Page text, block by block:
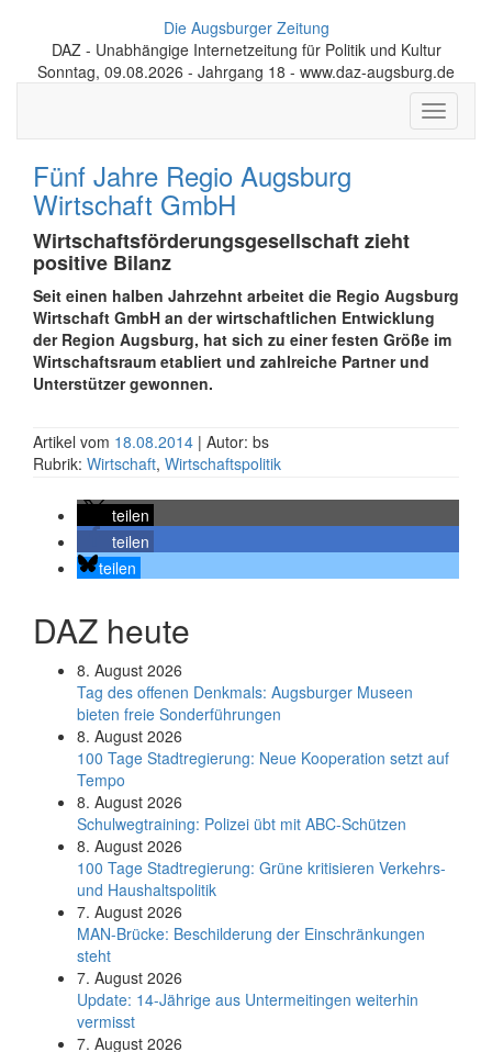
Die Augsburger Zeitung
DAZ - Unabhängige Internetzeitung für Politik und Kultur
Sonntag, 09.08.2026 - Jahrgang 18 - www.daz-augsburg.de
Toggle
Fünf Jahre Regio Augsburg
Wirtschaft GmbH
Wirtschaftsförderungs­gesell­schaft zieht
positive Bilanz
Seit einen halben Jahrzehnt arbeitet die Regio Augsburg
Wirtschaft GmbH an der wirtschaftlichen Entwicklung
der Region Augsburg, hat sich zu einer festen Größe im
Wirtschaftsraum etabliert und zahlreiche Partner und
Unterstützer gewonnen.
Artikel vom 18.08.2014 | Autor: bs
Rubrik: Wirtschaft, Wirtschaftspolitik
teilen
teilen
teilen
DAZ heute
8. August 2026
Tag des offenen Denkmals: Augsburger Museen
bieten freie Sonderführungen
8. August 2026
100 Tage Stadtregierung: Neue Kooperation setzt auf
Tempo
8. August 2026
Schul­weg­trai­ning: Poli­zei übt mit ABC-Schüt­zen
8. August 2026
100 Tage Stadtregierung: Grüne kritisieren Verkehrs-
und Haushaltspolitik
7. August 2026
MAN-Brücke: Beschilderung der Einschränkungen
steht
7. August 2026
Update: 14-Jährige aus Untermeitingen weiterhin
vermisst
7. August 2026